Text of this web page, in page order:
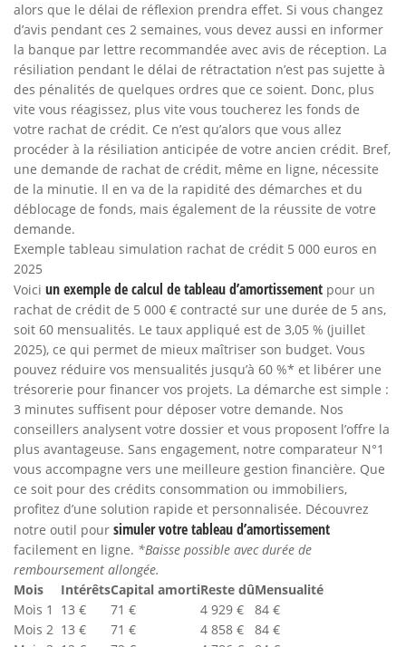
alors que le délai de réflexion prendra effet. Si vous changez
d’avis pendant ces 2 semaines, vous devez aussi en informer
la banque par lettre recommandée avec avis de réception. La
résiliation pendant le délai de rétractation n’est pas sujette à
des pénalités de quelques ordres que ce soient. Donc, plus
vite vous réagissez, plus vite vous toucherez les fonds de
votre rachat de crédit. Ce n’est qu’alors que vous allez
procéder à la résiliation anticipée de votre ancien crédit. Bref,
une demande de rachat de crédit, même en ligne, nécessite
de la minutie. Il en va de la rapidité des démarches et du
déblocage de fonds, mais également de la réussite de votre
demande.
Exemple tableau simulation rachat de crédit 5 000 euros en
2025
Voici un exemple de calcul de tableau d’amortissement pour un
rachat de crédit de 5 000 € contracté sur une durée de 5 ans,
soit 60 mensualités. Le taux appliqué est de 3,05 % (juillet
2025), ce qui permet de mieux maîtriser son budget. Vous
pouvez réduire vos mensualités jusqu’à 60 %* et libérer une
trésorerie pour financer vos projets. La démarche est simple :
3 minutes suffisent pour déposer votre demande. Nos
conseillers analysent votre dossier et vous proposent l’offre la
plus avantageuse. Sans engagement, notre comparateur N°1
vous accompagne vers une meilleure gestion financière. Que
ce soit pour des crédits consommation ou immobiliers,
profitez d’une solution rapide et personnalisée. Découvrez
notre outil pour simuler votre tableau d’amortissement
facilement en ligne. *Baisse possible avec durée de
remboursement allongée.
Mois
IntérêtsCapital amortiReste dûMensualité
Mois 1
13 € 71 € 4 929 €
84 €
Mois 2 13 € 71 € 4 858 €
84 €